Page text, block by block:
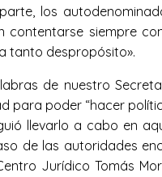
los
contentarse siempre
tanto despropósito».
de nuestro
para poder “hacer
llevarlo a cabo en
de las autoridades
Jurídico Tomás